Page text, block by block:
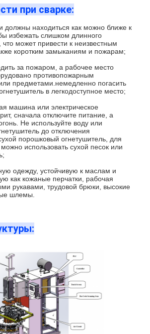
сварочный аппарат пятна
сварки с несколькими головками
пятна таблицы
аппарат пятна
сварочный аппарат пятна
шва
при сварке:
должны находиться как можно ближе к
избежать слишком длинного
что может привести к неизвестным
коротким замыканиям и пожарам;
за пожаром, а рабочее место
противопожарным
предметами.немедленно погасить
в легкодоступное место;
машина или электрическое
сначала отключите питание, а
Не используйте воду или
до отключения
порошковый огнетушитель, для
использовать сухой песок или
одежду, устойчивую к маслам и
как кожаные перчатки, рабочая
рукавами, трудовой брюки, высокие
шлемы.